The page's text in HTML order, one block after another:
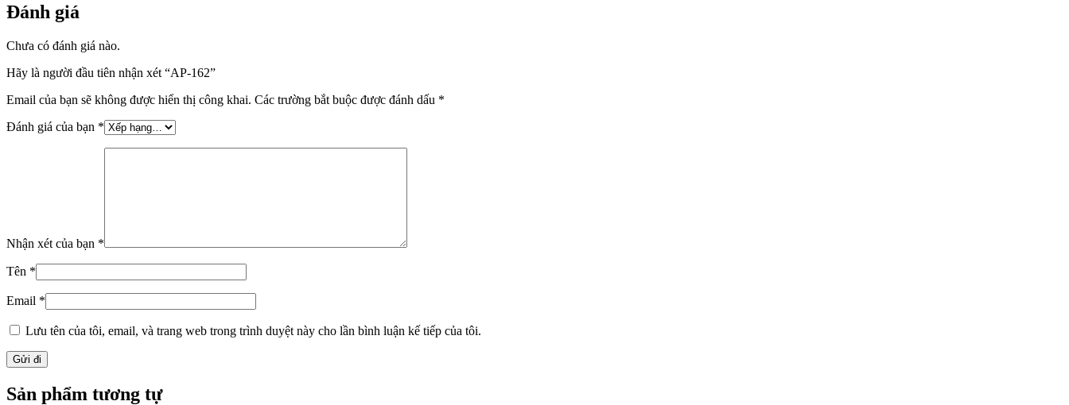
Đánh giá
Chưa có đánh giá nào.
Hãy là người đầu tiên nhận xét “AP-162”
Email của bạn sẽ không được hiển thị công khai. Các trường bắt buộc được đánh dấu *
Đánh giá của bạn *
Nhận xét của bạn *
Tên *
Email *
Lưu tên của tôi, email, và trang web trong trình duyệt này cho lần bình luận kế tiếp của tôi.
Sản phẩm tương tự